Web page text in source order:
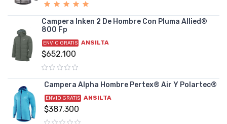
Campera Inken 2 De Hombre Con Pluma Allied®
800 Fp
ENVIO GRATIS ANSILTA
$652.100
Campera Alpha Hombre Pertex® Air Y Polartec®
ENVIO GRATIS ANSILTA
$387.300